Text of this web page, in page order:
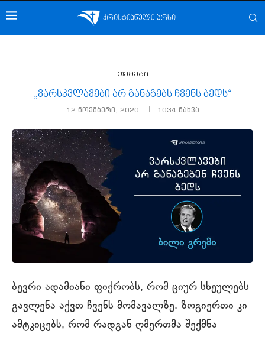
თემები
„ვარსკვლავები არ განაგებს ჩვენს ბედს“
12 ნოემბერი, 2020 1034ნახვა
ბევრი ადამიანი ფიქრობს, რომ ციურ სხეულებს
გავლენა აქვთ ჩვენს მომავალზე. ზოგიერთი კი
ამტკიცებს, რომ რადგან ღმერთმა შექმნა